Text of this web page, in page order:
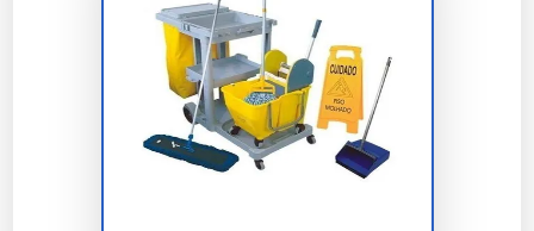
Depoimentos de Clientes
Satisfeitos
Histórias de Sucesso